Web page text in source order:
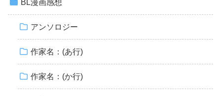
BL漫画感想
アンソロジー
作家名：(あ行)
作家名：(か行)